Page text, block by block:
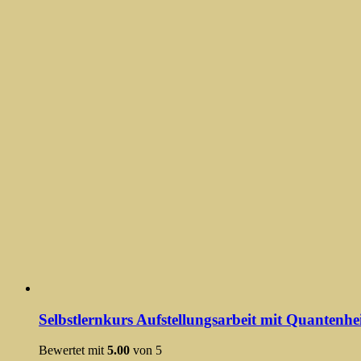
Selbstlernkurs Aufstellungsarbeit mit
Bewertet mit5.00 von 5